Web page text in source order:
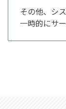
その他、シ
一時的にサ